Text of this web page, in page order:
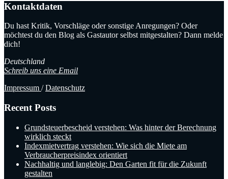
Kontaktdaten
Du hast Kritik, Vorschläge oder sonstige Anregungen? Oder
möchtest du den Blog als Gastautor selbst mitgestalten? Dann melde
dich!
Deutschland
Schreib uns eine Email
Impressum /Datenschutz
Recent Posts
Grundsteuerbescheid verstehen: Was hinter der Berechnung
wirklich steckt
Indexmietvertrag verstehen: Wie sich die Miete am
Verbraucherpreisindex orientiert
Nachhaltig und langlebig: Den Garten fit für die Zukunft
gestalten